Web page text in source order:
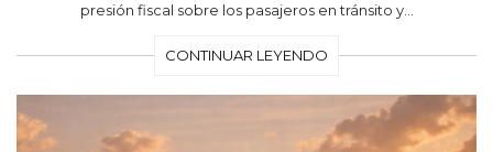
presión fiscal sobre los pasajeros en tránsito y…
CONTINUAR LEYENDO